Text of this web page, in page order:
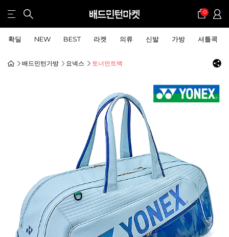
0
확딜 NEW BEST 라켓 의류 신발 가방 셔틀콕
배드민턴가방 요넥스 토너먼트백